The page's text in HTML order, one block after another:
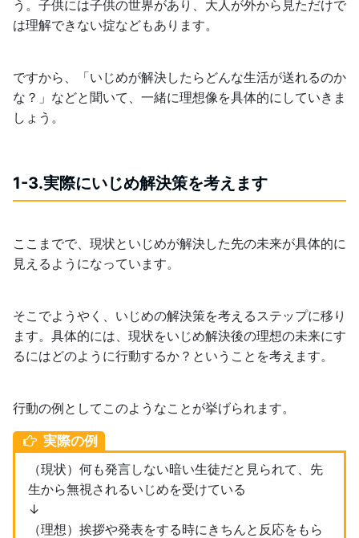
う。子供には子供の世界があり、大人が外から見ただけで
は理解できない掟などもあります。
ですから、「いじめが解決したらどんな生活が送れるのか
な？」などと聞いて、一緒に理想像を具体的にしていきま
しょう。
1-3.実際にいじめ解決策を考えます
ここまでで、現状といじめが解決した先の未来が具体的に
見えるようになっています。
そこでようやく、いじめの解決策を考えるステップに移り
ます。具体的には、現状をいじめ解決後の理想の未来にす
るにはどのように行動するか？ということを考えます。
行動の例としてこのようなことが挙げられます。
実際の例
（現状）何も発言しない暗い生徒だと見られて、先
生から無視されるいじめを受けている
↓
（理想）挨拶や発表をする時にきちんと反応をもら